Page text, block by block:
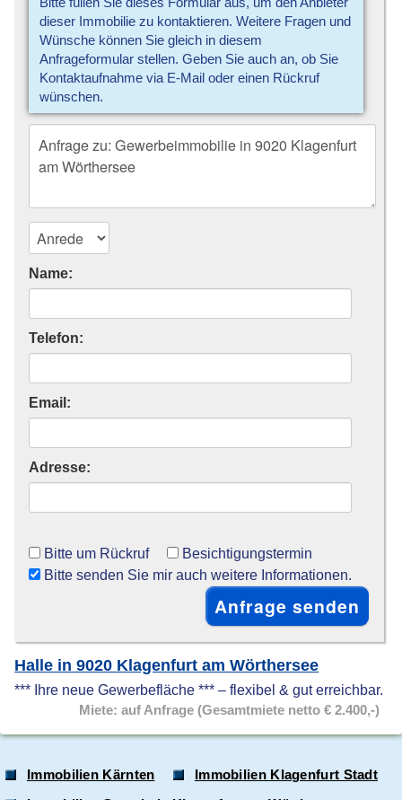
dieser Immobilie zu kontaktieren. Weitere Fragen und
Wünsche können Sie gleich in diesem
Anfrageformular stellen. Geben Sie auch an, ob Sie
Kontaktaufnahme via E-Mail oder einen Rückruf
wünschen.
Name:
Telefon:
Email:
Adresse:
Bitte um Rückruf
Besichtigungstermin
Bitte senden Sie mir auch weitere Informationen.
Halle in 9020 Klagenfurt am Wörthersee
*** Ihre neue Gewerbefläche *** – flexibel & gut erreichbar.
Miete: auf Anfrage (Gesamtmiete netto € 2.400,-)
Immobilien Kärnten Immobilien Klagenfurt Stadt